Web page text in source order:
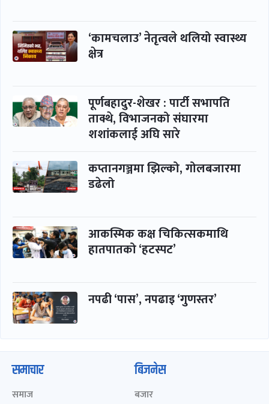
‘कामचलाउ’ नेतृत्वले थलियो स्वास्थ्य
क्षेत्र
पूर्णबहादुर-शेखर : पार्टी सभापति
ताक्थे, विभाजनको संघारमा
शशांकलाई अघि सारे
कप्तानगञ्जमा झिल्को, गोलबजारमा
डढेलो
आकस्मिक कक्ष चिकित्सकमाथि
हातपातको ‘हटस्पट’
नपढी ‘पास’, नपढाइ ‘गुणस्तर’
समाचार
समाज
बिजनेस
बजार